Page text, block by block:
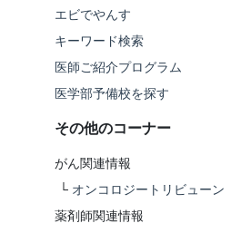
エビでやんす
キーワード検索
医師ご紹介プログラム
医学部予備校を探す
その他のコーナー
がん関連情報
└ オンコロジートリビューン
薬剤師関連情報